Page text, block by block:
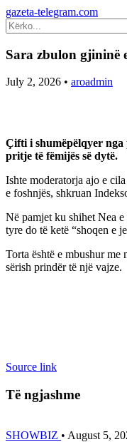
gazeta-telegram.com
Sara zbulon gjininë
July 2, 2026 • aroadmin
Çifti i shumëpëlqyer
pritje të fëmijës së dytë.
Ishte moderatorja ajo e
e foshnjës, shkruan
Në pamjet ku shihet Nea
tyre do të ketë “shoqen e
Torta është e mbushur me
sërish prindër të një vajze.
Source link
Të ngjashme
SHOWBIZ • August 5,